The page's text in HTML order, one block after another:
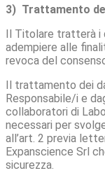
3) Trattamento
Il Titolare tratterà i
adempiere alle
revoca del
Il trattamento dei
Responsabile/i e
collaboratori di
necessari per
all’art. 2 previa
Expanscience Srl
sicurezza.